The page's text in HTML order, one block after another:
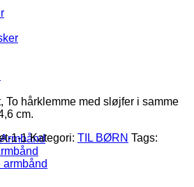
armbånd
To hårklemme med sløjfer i samme
cm.
1-1 Kategori: TIL BØRN Tags: